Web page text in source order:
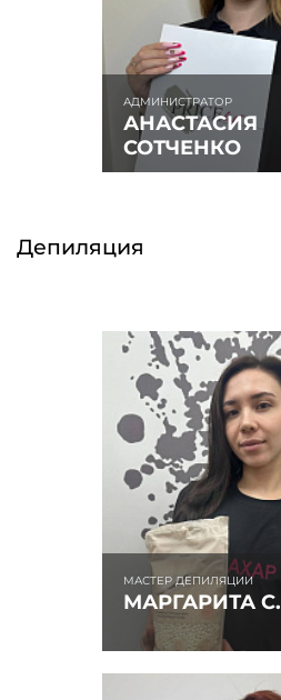
АДМИНИСТРАТОР
АНАСТАСИЯ
СОТЧЕНКО
Депиляция
МАСТЕР ДЕПИЛЯЦИИ
МАРГАРИТА С.